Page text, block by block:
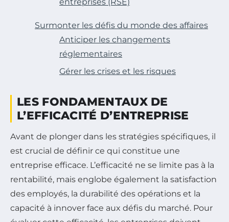
Surmonter les défis du monde des affaires
Anticiper les changements
réglementaires
Gérer les crises et les risques
LES FONDAMENTAUX DE
L’EFFICACITÉ D’ENTREPRISE
Avant de plonger dans les stratégies spécifiques, il
est crucial de définir ce qui constitue une
entreprise efficace. L’efficacité ne se limite pas à la
rentabilité, mais englobe également la satisfaction
des employés, la durabilité des opérations et la
capacité à innover face aux défis du marché. Pour